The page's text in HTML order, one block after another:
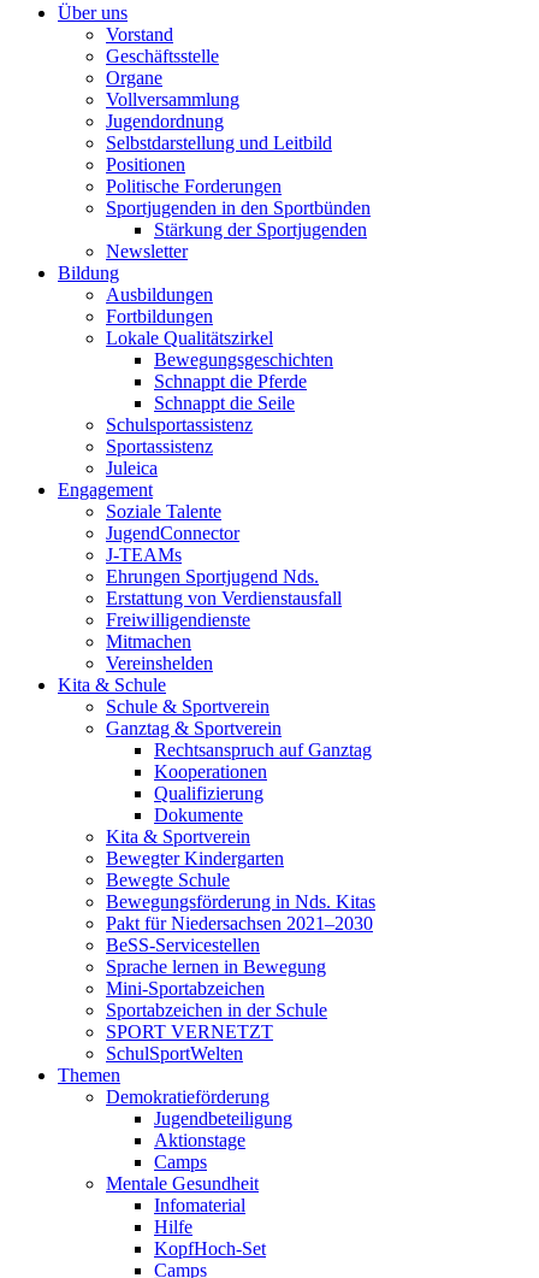
Über uns
Vorstand
Geschäftsstelle
Organe
Vollversammlung
Jugendordnung
Selbstdarstellung und Leitbild
Positionen
Politische Forderungen
Sportjugenden in den Sportbünden
Stärkung der Sportjugenden
Newsletter
Bildung
Ausbildungen
Fortbildungen
Lokale Qualitätszirkel
Bewegungsgeschichten
Schnappt die Pferde
Schnappt die Seile
Schulsportassistenz
Sportassistenz
Juleica
Engagement
Soziale Talente
JugendConnector
J-TEAMs
Ehrungen Sportjugend Nds.
Erstattung von Verdienstausfall
Freiwilligendienste
Mitmachen
Vereinshelden
Kita & Schule
Schule & Sportverein
Ganztag & Sportverein
Rechtsanspruch auf Ganztag
Kooperationen
Qualifizierung
Dokumente
Kita & Sportverein
Bewegter Kindergarten
Bewegte Schule
Bewegungsförderung in Nds. Kitas
Pakt für Niedersachsen 2021–2030
BeSS-Servicestellen
Sprache lernen in Bewegung
Mini-Sportabzeichen
Sportabzeichen in der Schule
SPORT VERNETZT
SchulSportWelten
Themen
Demokratieförderung
Jugendbeteiligung
Aktionstage
Camps
Mentale Gesundheit
Infomaterial
Hilfe
KopfHoch-Set
Camps